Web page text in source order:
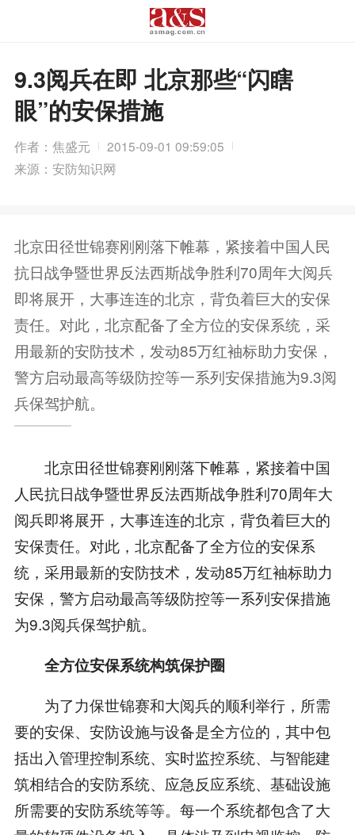
9.3阅兵在即 北京那些“闪瞎
眼”的安保措施
作者：焦盛元
2015-09-01 09:59:05
来源：安防知识网
北京田径世锦赛刚刚落下帷幕，紧接着中国人民
抗日战争暨世界反法西斯战争胜利70周年大阅兵
即将展开，大事连连的北京，背负着巨大的安保
责任。对此，北京配备了全方位的安保系统，采
用最新的安防技术，发动85万红袖标助力安保，
警方启动最高等级防控等一系列安保措施为9.3阅
兵保驾护航。
北京田径世锦赛刚刚落下帷幕，紧接着中国
人民抗日战争暨世界反法西斯战争胜利70周年大
阅兵即将展开，大事连连的北京，背负着巨大的
安保责任。对此，北京配备了全方位的安保系
统，采用最新的安防技术，发动85万红袖标助力
安保，警方启动最高等级防控等一系列安保措施
为9.3阅兵保驾护航。
全方位安保系统构筑保护圈
为了力保世锦赛和大阅兵的顺利举行，所需
要的安保、安防设施与设备是全方位的，其中包
括出入管理控制系统、实时监控系统、与智能建
筑相结合的安防系统、应急反应系统、基础设施
所需要的安防系统等等。每一个系统都包含了大